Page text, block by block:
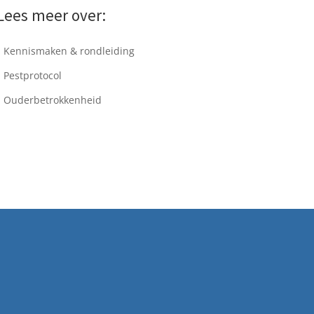
meer over:
Kennismaken & rondleiding
Pestprotocol
Ouderbetrokkenheid